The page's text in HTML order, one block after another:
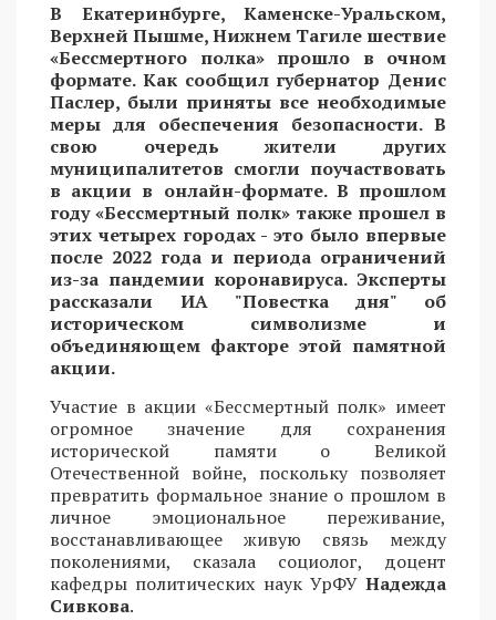
В Екатеринбурге, Каменске-Уральском,
Верхней Пышме, Нижнем Тагиле шествие
«Бессмертного полка» прошло в очном
формате. Как сообщил губернатор Денис
Паслер, были приняты все необходимые
меры для обеспечения безопасности. В
свою очередь жители других
муниципалитетов смогли поучаствовать
в акции в онлайн-формате. В прошлом
году «Бессмертный полк» также прошел в
этих четырех городах - это было впервые
после 2022 года и периода ограничений
из-за пандемии коронавируса. Эксперты
рассказали ИА "Повестка дня" об
историческом символизме и
объединяющем факторе этой памятной
акции.
Участие в акции «Бессмертный полк» имеет
огромное значение для сохранения
исторической памяти о Великой
Отечественной войне, поскольку позволяет
превратить формальное знание о прошлом в
личное эмоциональное переживание,
восстанавливающее живую связь между
поколениями, сказала социолог, доцент
кафедры политических наук УрФУ Надежда
Сивкова.